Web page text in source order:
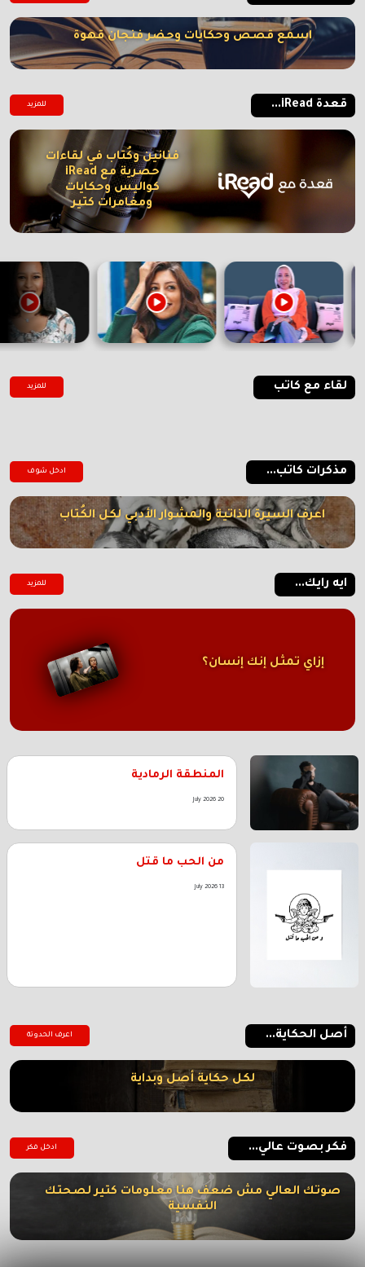
اسمع قصص وحكايات وحضر فنجان قهوة
قعدة iRead... للمزيد
فنانين وكُتاب في لقاءات
حصرية مع iRead
كواليس وحكايات
ومغامرات كتير
لقاء مع كاتب للمزيد
مذكرات كاتب... ادخل شوف
اعرف السيرة الذاتية والمشوار الأدبي لكل الكُتاب
ايه رايك... للمزيد
إزاي تمثل إنك إنسان؟
المنطقة الرمادية
20 July 2026
من الحب ما قتل
13 July 2026
أصل الحكاية... اعرف الحدوتة
لكل حكاية أصل وبداية
فكر بصوت عالي... ادخل فكر
صوتك العالي مش ضعف هنا معلومات كتير لصحتك
النفسية